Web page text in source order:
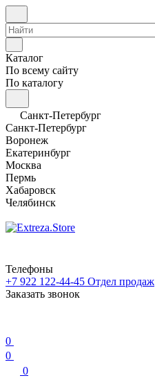
Каталог
По всему сайту
По каталогу
Санкт-Петербург
Санкт-Петербург
Воронеж
Екатеринбург
Москва
Пермь
Хабаровск
Челябинск
Телефоны
+7 922 122-44-45 Отдел продаж
Заказать звонок
0
0
0